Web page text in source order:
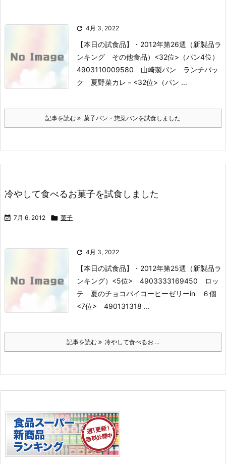
 4月 3, 2022
【本日の試食品】
・2012年第26週（新製品ラ
ンキング その他食品） <32位>（パン4位）
4903110009580 山崎製パン ランチパッ
ク 夏野菜カレ－ <32位>（パン ...
記事を読む 菓子パン・惣菜パンを試食しました
冷やして食べるお菓子を試食しました
 7月 6, 2012  菓子
 4月 3, 2022
【本日の試食品】
・2012年第25週（新製品ラ
ンキング） <5位> 4903333169450 ロッ
テ 夏のチョコパイコーヒーゼリーin ６個
<7位> 490131318 ...
記事を読む 冷やして食べるお ...